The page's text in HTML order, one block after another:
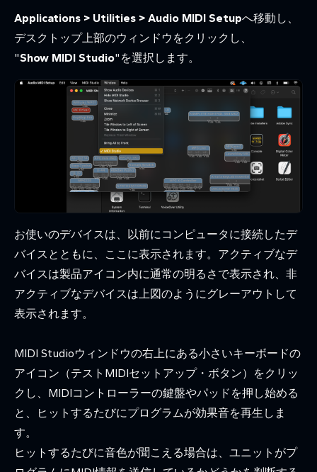
Applications > Utilities > Audio MIDI Setupへ移動し、
デスクトップ上部のウィンドウをクリックし、
"Show MIDI Studio"を選択します。
お使いのデバイスは、以前にコンピュータに接続したデ
バイスとともに、ここに表示されます。アクティブなデ
バイスは製品アイコン内に通常の明るさで表示され、非
アクティブなデバイスは上図のようにグレーアウトして
表示されます。
MIDI Studioウィンドウの右上にある小さいキーボードの
アイコン（テストMIDIセットアップ・ボタン）をクリッ
クし、MIDIコントローラーの鍵盤やパッドを押し始める
と、ヒットするたびにプログラムが効果音を再生しま
す。
ヒットするたびに音色が聞こえる場合は、ユニットがプ